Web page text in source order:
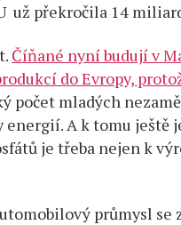
už překročila 14
Číňané nyní budují v
do Evropy,
počet mladých
A k tomu ještě
je třeba nejen k
průmysl